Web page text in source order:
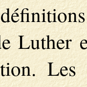
Luther